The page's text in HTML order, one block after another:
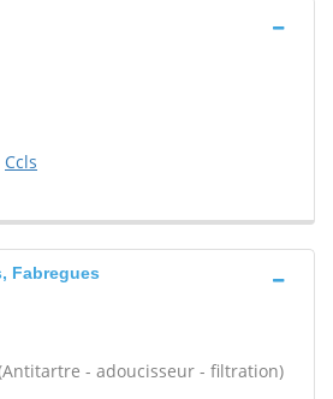
Ccls
Fabregues
- adoucisseur - filtration)